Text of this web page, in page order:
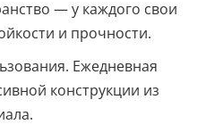
— у каждого свои
и прочности.
Ежедневная
конструкции из